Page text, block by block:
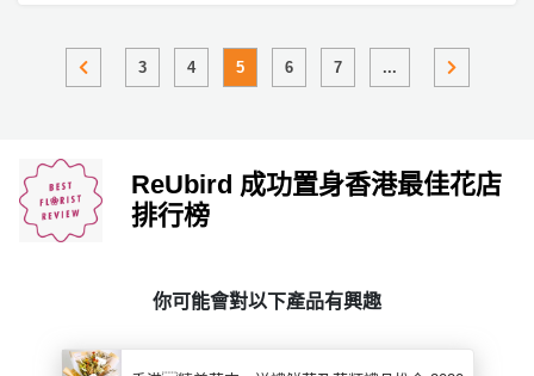
3 4 5 6 7 ...
ReUbird 成功置身香港最佳花店
排行榜
你可能會對以下產品有興趣